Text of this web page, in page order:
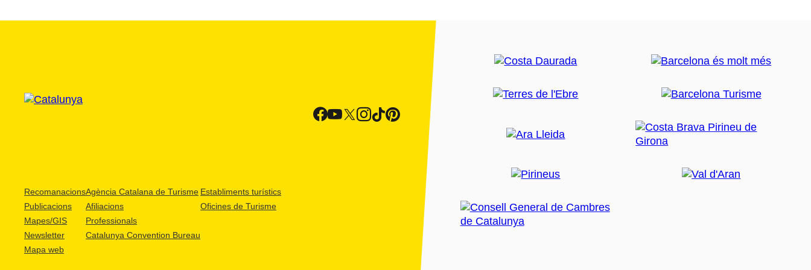
Recomanacions
Publicacions
Mapes/GIS
Newsletter
Mapa web
Agència Catalana de Turisme
Afiliacions
Professionals
Catalunya Convention Bureau
Establiments turístics
Oficines de Turisme